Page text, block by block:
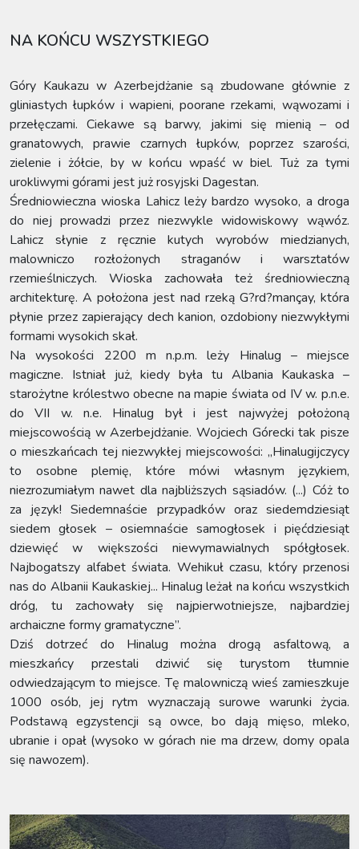
NA KOŃCU WSZYSTKIEGO
Góry Kaukazu w Azerbejdżanie są zbudowane głównie z
gliniastych łupków i wapieni, poorane rzekami, wąwozami i
przełęczami. Ciekawe są barwy, jakimi się mienią – od
granatowych, prawie czarnych łupków, poprzez szarości,
zielenie i żółcie, by w końcu wpaść w biel. Tuż za tymi
urokliwymi górami jest już rosyjski Dagestan.
Średniowieczna wioska Lahicz leży bardzo wysoko, a droga
do niej prowadzi przez niezwykle widowiskowy wąwóz.
Lahicz słynie z ręcznie kutych wyrobów miedzianych,
malowniczo rozłożonych straganów i warsztatów
rzemieślniczych. Wioska zachowała też średniowieczną
architekturę. A położona jest nad rzeką G?rd?mançay, która
płynie przez zapierający dech kanion, ozdobiony niezwykłymi
formami wysokich skał.
Na wysokości 2200 m n.p.m. leży Hinalug – miejsce
magiczne. Istniał już, kiedy była tu Albania Kaukaska –
starożytne królestwo obecne na mapie świata od IV w. p.n.e.
do VII w. n.e. Hinalug był i jest najwyżej położoną
miejscowością w Azerbejdżanie. Wojciech Górecki tak pisze
o mieszkańcach tej niezwykłej miejscowości: „Hinalugijczycy
to osobne plemię, które mówi własnym językiem,
niezrozumiałym nawet dla najbliższych sąsiadów. (...) Cóż to
za język! Siedemnaście przypadków oraz siedemdziesiąt
siedem głosek – osiemnaście samogłosek i pięćdziesiąt
dziewięć w większości niewymawialnych spółgłosek.
Najbogatszy alfabet świata. Wehikuł czasu, który przenosi
nas do Albanii Kaukaskiej... Hinalug leżał na końcu wszystkich
dróg, tu zachowały się najpierwotniejsze, najbardziej
archaiczne formy gramatyczne”.
Dziś dotrzeć do Hinalug można drogą asfaltową, a
mieszkańcy przestali dziwić się turystom tłumnie
odwiedzającym to miejsce. Tę malowniczą wieś zamieszkuje
1000 osób, jej rytm wyznaczają surowe warunki życia.
Podstawą egzystencji są owce, bo dają mięso, mleko,
ubranie i opał (wysoko w górach nie ma drzew, domy opala
się nawozem).